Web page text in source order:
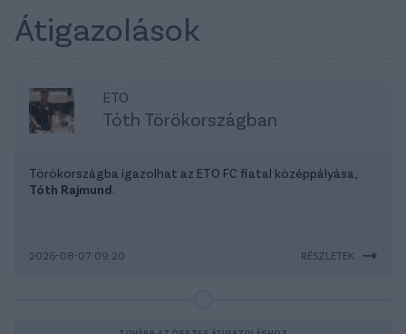
Átigazolások
ETO
Tóth Törökországban
Törökországba igazolhat az ETO FC fiatal középpályása,
Tóth Rajmund.
2026-08-07 09:20 RÉSZLETEK